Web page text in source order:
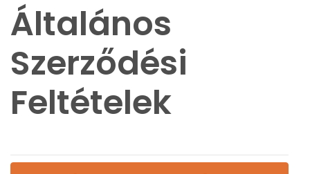
Általános
Szerződési
Feltételek